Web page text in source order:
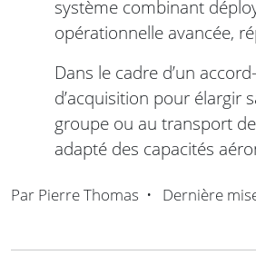
système combinant
opérationnelle avancée,
Dans le cadre d’un
d’acquisition pour élargir
groupe ou au transport
adapté des capacités
Par Pierre Thomas • Dernière